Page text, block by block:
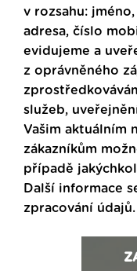
v rozsahu:
adresa, číslo
evidujeme a
z oprávněného
služeb,
Vašim aktuálním
zákazníkům
případě
Další informace
zpracování údajů.